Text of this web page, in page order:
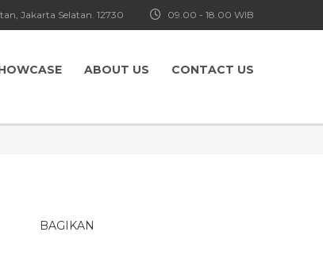
09.00 - 18.00 WIB
Jakarta Selatan. 12730
ABOUT US CONTACT US
BAGIKAN